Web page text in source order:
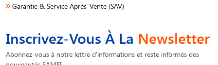
Garantie & Service Après-Vente (SAV)
Inscrivez-Vous À La Newsletter
Abonnez-vous à notre lettre d'informations et reste informés des